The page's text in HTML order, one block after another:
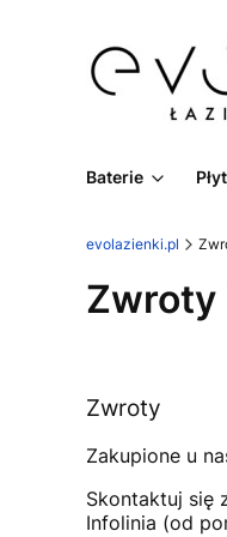
Baterie
evolazienki.pl
Zwroty
Zwroty
Zakupione u
Skontaktuj się
Infolinia (od